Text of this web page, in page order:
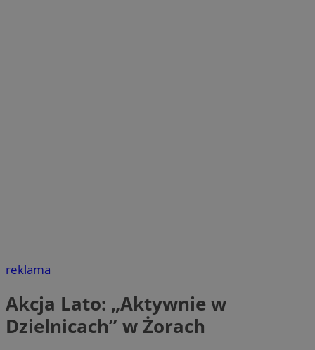
reklama
Akcja Lato: „Aktywnie w
Dzielnicach” w Żorach